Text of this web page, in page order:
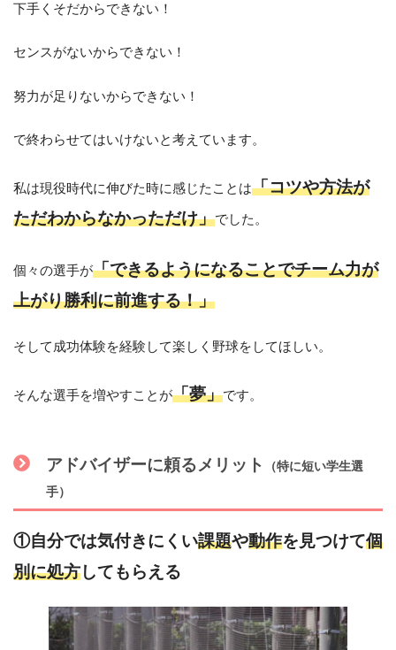
下手くそだからできない！
センスがないからできない！
努力が足りないからできない！
で終わらせてはいけないと考えています。
私は現役時代に伸びた時に感じたことは「コツや方法が
ただわからなかっただけ」でした。
個々の選手が「できるようになることでチーム力が
上がり勝利に前進する！」
そして成功体験を経験して楽しく野球をしてほしい。
そんな選手を増やすことが「夢」です。
アドバイザーに頼るメリット
（特に短い学生選
手）
①自分では気付きにくい課題や動作を見つけて個
別に処方してもらえる